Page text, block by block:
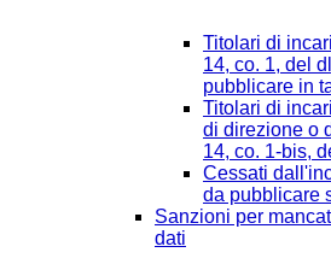
Titolari di
14, co. 1, del
pubblicare in
Titolari di
di direzione o
14, co. 1-bis,
Cessati
da pubblicare
Sanzioni per
dati